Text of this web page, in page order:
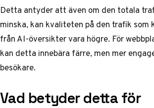
Detta antyder att även om den totala
minska, kan kvaliteten på den trafik som
från AI-översikter vara högre. För
kan detta innebära färre, men mer
besökare.
Vad betyder detta för